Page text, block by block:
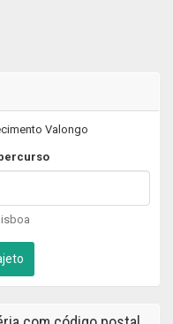
Valongo